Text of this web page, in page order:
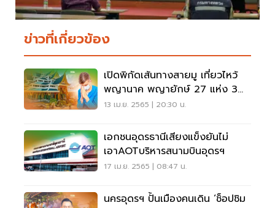
ข่าวที่เกี่ยวข้อง
เปิดพิกัดเส้นทางสายมู เที่ยวไหว้
พญานาค พญายักษ์ 27 แห่ง 3
จังหวัด"นคราธานี"
13 เม.ย. 2565 | 20:30 น.
เอกชนอุดรธานีเสียงแข็งยันไม่
เอาAOTบริหารสนามบินอุดรฯ
17 เม.ย. 2565 | 08:47 น.
นครอุดรฯ ปั้นเมืองคนเดิน ‘ช็อปชิม